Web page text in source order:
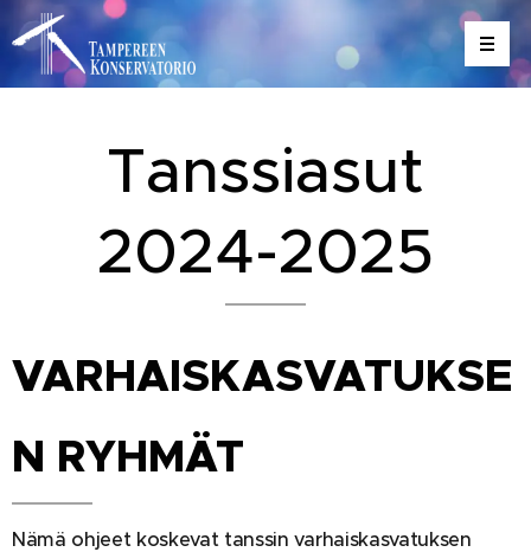
Tanssiasut
2024-2025
VARHAISKASVATUKSE
N RYHMÄT
Nämä ohjeet koskevat tanssin varhaiskasvatuksen